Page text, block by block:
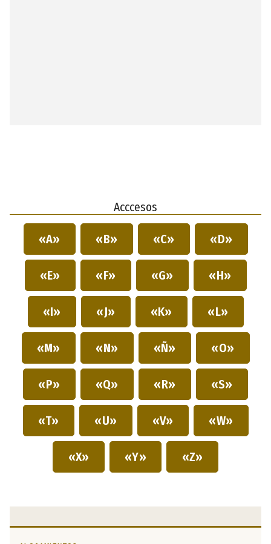
Acccesos
«A» «B» «C» «D»
«E» «F» «G» «H»
«I» «J» «K» «L»
«M» «N» «Ñ» «O»
«P» «Q» «R» «S»
«T» «U» «V» «W»
«X» «Y» «Z»